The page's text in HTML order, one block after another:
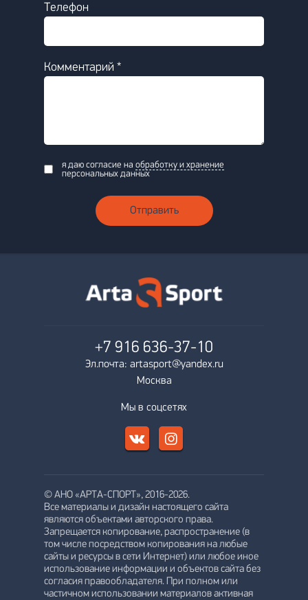
Телефон
Комментарий *
я даю согласие на обработку и хранение
персональных данных
Отправить
+7 916 636-37-10
Эл.почта: artasport@yandex.ru
Москва
Мы в соцсетях
© АНО «АРТА-СПОРТ», 2016-2026.
Все материалы и дизайн настоящего сайта
являются объектами авторского права.
Запрещается копирование, распространение (в
том числе посредством копирования на любые
сайты и ресурсы в сети Интернет) или любое иное
использование информации и объектов сайта без
согласия правообладателя. При полном или
частичном использовании материалов активная